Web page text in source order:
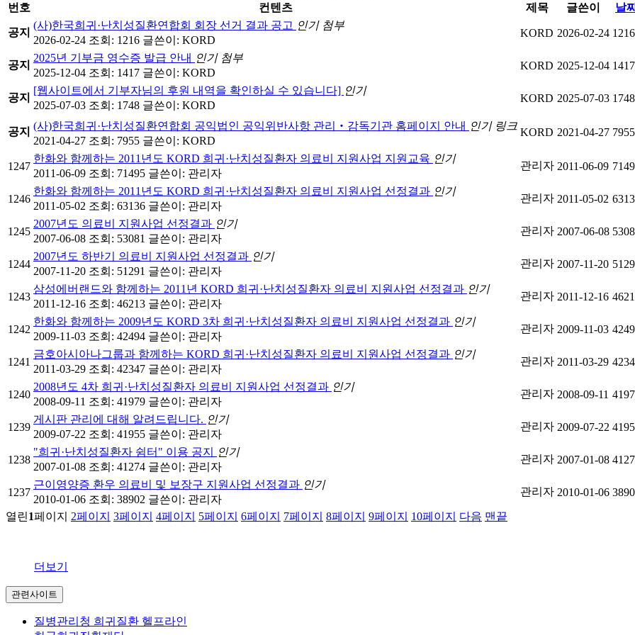
번호
컨텐츠 제목 글쓴이 날
공지
(사)한국희귀·난치성질환연합회 회장 선거 결과 공고 인기 첨부
2026-02-24 조회: 1216 글쓴이: KORD
KORD 2026-02-24 1216
공지
2025년 기부금 영수증 발급 안내 인기 첨부
2025-12-04 조회: 1417 글쓴이: KORD
KORD 2025-12-04 1417
공지
[웹사이트에서 기부자님의 후원 내역을 확인하실 수 있습니다] 인기
2025-07-03 조회: 1748 글쓴이: KORD
KORD 2025-07-03 1748
공지 (사)한국희귀·난치성질환연합회 공익법인 공익위반사항 관리‧감독기관 홈페이지 안내 인기 링크
2021-04-27 조회: 7955 글쓴이: KORD
KORD 2021-04-27 7955
1247
한화와 함께하는 2011년도 KORD 희귀·난치성질환자 의료비 지원사업 지원교육 인기
2011-06-09 조회: 71495 글쓴이: 관리자
관리자 2011-06-09
1246
한화와 함께하는 2011년도 KORD 희귀·난치성질환자 의료비 지원사업 선정결과 인기
2011-05-02 조회: 63136 글쓴이: 관리자
관리자 2011-05-02
1245
2007년도 의료비 지원사업 선정결과 인기
2007-06-08 조회: 53081 글쓴이: 관리자
관리자 2007-06-08
1244
2007년도 하반기 의료비 지원사업 선정결과 인기
2007-11-20 조회: 51291 글쓴이: 관리자
관리자 2007-11-20
1243
삼성에버랜드와 함께하는 2011년 KORD 희귀·난치성질환자 의료비 지원사업 선정결과 인기
2011-12-16 조회: 46213 글쓴이: 관리자
관리자 2011-12-16
1242
한화와 함께하는 2009년도 KORD 3차 희귀·난치성질환자 의료비 지원사업 선정결과 인기
2009-11-03 조회: 42494 글쓴이: 관리자
관리자 2009-11-03
1241
금호아시아나그룹과 함께하는 KORD 희귀·난치성질환자 의료비 지원사업 선정결과 인기
2011-03-29 조회: 42347 글쓴이: 관리자
관리자 2011-03-29
1240
2008년도 4차 희귀·난치성질환자 의료비 지원사업 선정결과 인기
2008-09-11 조회: 41979 글쓴이: 관리자
관리자 2008-09-11
1239
게시판 관리에 대해 알려드립니다. 인기
2009-07-22 조회: 41955 글쓴이: 관리자
관리자 2009-07-22
1238
"희귀·난치성질환자 쉼터" 이용 공지
인기
2007-01-08 조회: 41274 글쓴이: 관리자
관리자 2007-01-08
1237
근이영양증 환우 의료비 및 보장구 지원사업 선정결과 인기
2010-01-06 조회: 38902 글쓴이: 관리자
관리자 2010-01-06
열린1페이지 2페이지 3페이지 4페이지 5페이지 6페이지 7페이지 8페이지 9페이지 10페이지 다음 맨끝
더보기
관련사이트
질병관리청 희귀질환 헬프라인